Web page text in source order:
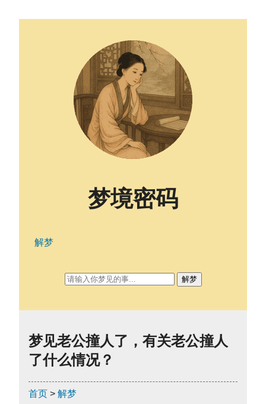
梦见老公撞人了，有关老公撞人
了什么情况？
首页 > 解梦
梦境密码
解梦
解梦